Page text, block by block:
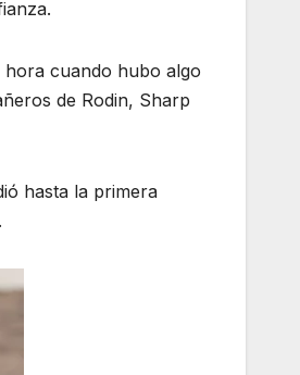
cuando hubo algo
de Rodin, Sharp
hasta la primera